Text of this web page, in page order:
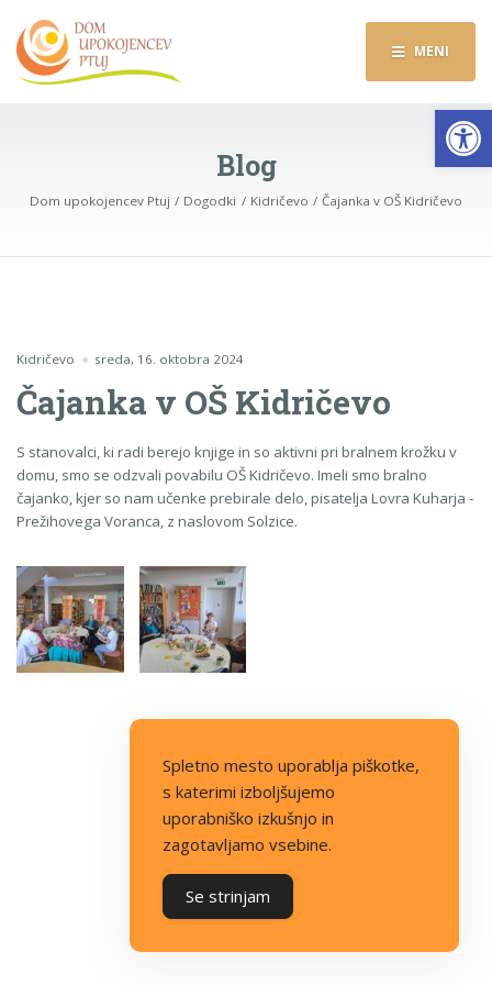
MENI
Blog
Dom upokojencev Ptuj Dogodki Kidričevo Čajanka v OŠ Kidričevo
Kidričevo sreda, 16. oktobra 2024
Čajanka v OŠ Kidričevo
S stanovalci, ki radi berejo knjige in so aktivni pri bralnem krožku v
domu, smo se odzvali povabilu OŠ Kidričevo. Imeli smo bralno
čajanko, kjer so nam učenke prebirale delo, pisatelja Lovra Kuharja -
Prežihovega Voranca, z naslovom Solzice.
Spletno mesto uporablja piškotke,
s katerimi izboljšujemo
uporabniško izkušnjo in
zagotavljamo vsebine.
Se strinjam